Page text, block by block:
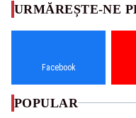
URMĂREȘTE-NE
Facebook
POPULAR